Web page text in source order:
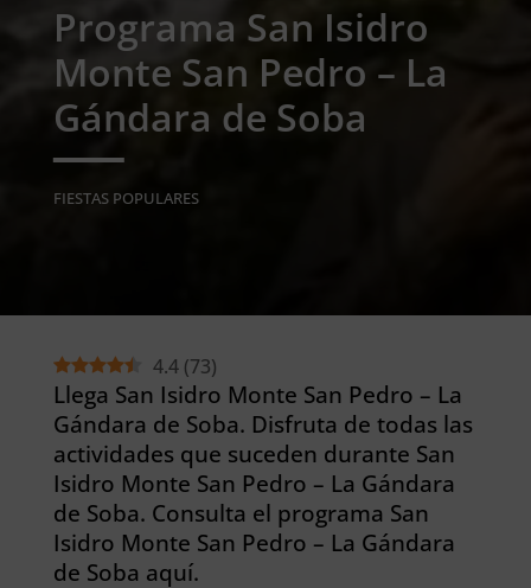
Programa San Isidro
Monte San Pedro – La
Gándara de Soba
FIESTAS POPULARES
4.4 (73)
Llega San Isidro Monte San Pedro – La
Gándara de Soba. Disfruta de todas las
actividades que suceden durante San
Isidro Monte San Pedro – La Gándara
de Soba. Consulta el programa San
Isidro Monte San Pedro – La Gándara
de Soba aquí.